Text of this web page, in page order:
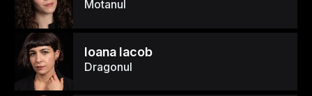
Motanul
Ioana Iacob
Dragonul